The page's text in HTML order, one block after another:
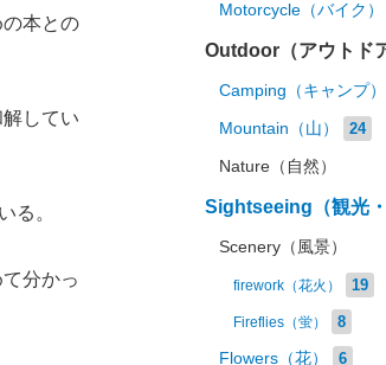
本との
してい
る。
分かっ
Motorcycle（バイク）
Outdoor（アウトド
Camping（キャンプ）
Mountain（山） 24
Nature（自然）
Sightseeing（観光・
Scenery（風景）
firework（花火） 19
Fireflies（蛍） 8
Flowers（花） 6